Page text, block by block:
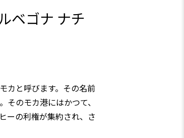
ベゴナ ナチ
カと呼びます。その名前
そのモカ港にはかつて、
ーの利権が集約され、さ